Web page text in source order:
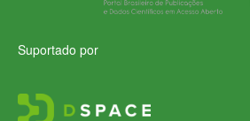
Suportado por